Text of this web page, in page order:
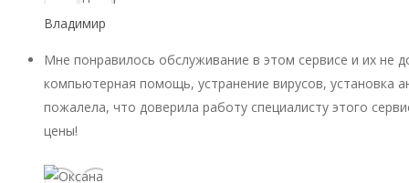
Владимир
Мне понравилось обслуживание в этом сервисе и их не
компьютерная помощь, устранение вирусов, установка
пожалела, что доверила работу специалисту этого
цены!